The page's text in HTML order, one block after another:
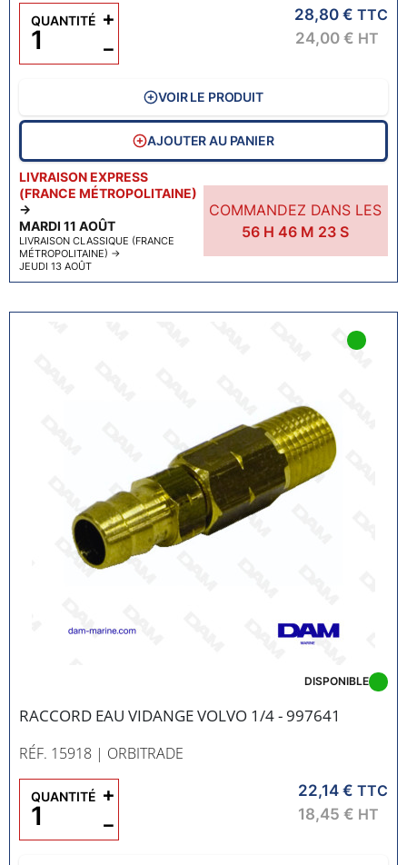
LIVRAISON EXPRESS
(FRANCE MÉTROPOLITAINE)
→
MARDI 11 AOÛT
LIVRAISON CLASSIQUE (FRANCE
MÉTROPOLITAINE) →
JEUDI 13 AOÛT
COMMANDEZ DANS LES
56 H46 M 22 S
28,80 € TTC
24,00 € HT
QUANTITÉ
−
+
VOIR LE PRODUIT
AJOUTER AU PANIER
RACCORD EAU VIDANGE VOLVO 1/4 - 997641
RÉF. 15918 | ORBITRADE
DISPONIBLE
22,14 € TTC
18,45 € HT
QUANTITÉ
−
+